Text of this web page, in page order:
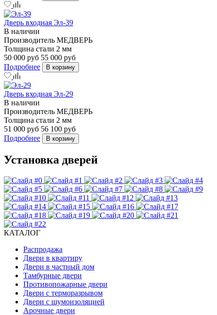
Дверь входная Эл-39
В наличии
Производитель МЕДВЕРЬ
Толщина стали 2 мм
50 000 руб 55 000 руб
Подробнее
В корзину
Дверь входная Эл-29
В наличии
Производитель МЕДВЕРЬ
Толщина стали 2 мм
51 000 руб 56 100 руб
Подробнее
В корзину
Установка дверей
КАТАЛОГ
Распродажа
Двери в квартиру
Двери в частный дом
Тамбурные двери
Противопожарные двери
Двери с терморазрывом
Двери с шумоизоляцией
Арочные двери